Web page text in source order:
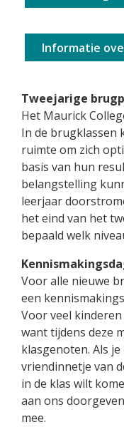
Informatie
Tweejarige
Het Maurick
In de brugklassen
ruimte om zich
basis van hun
belangstelling
leerjaar
het eind van het
bepaald welk
Voor alle nieuwe
een
Voor veel
want tijdens deze
klasgenoten. Als
vriendinnetje van
in de klas wilt
aan ons
mee.